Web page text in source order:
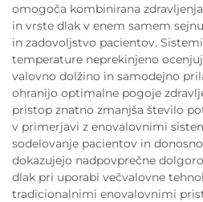
omogoča kombinirana
in vrste dlak v enem samem
in zadovoljstvo pacientov.
temperature neprekinjeno
valovno dolžino in samodejno
ohranijo optimalne pogoje
pristop znatno zmanjša število
v primerjavi z enovalovnimi
sodelovanje pacientov in
dokazujejo nadpovprečne
dlak pri uporabi večvalovne
tradicionalnimi enovalovnimi